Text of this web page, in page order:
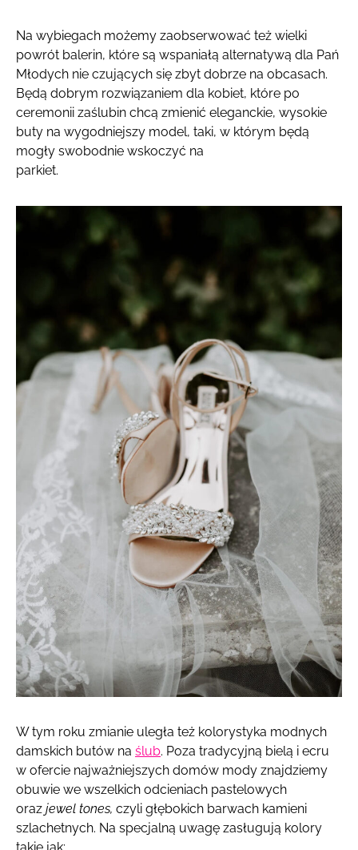
Na wybiegach możemy zaobserwować też wielki
powrót balerin, które są wspaniałą alternatywą dla Pań
Młodych nie czujących się zbyt dobrze na obcasach.
Będą dobrym rozwiązaniem dla kobiet, które po
ceremonii zaślubin chcą zmienić eleganckie, wysokie
buty na wygodniejszy model, taki, w którym będą
mogły swobodnie wskoczyć na
parkiet.
W tym roku zmianie uległa też kolorystyka modnych
damskich butów na ślub. Poza tradycyjną bielą i ecru
w ofercie najważniejszych domów mody znajdziemy
obuwie we wszelkich odcieniach pastelowych
oraz jewel tones, czyli głębokich barwach kamieni
szlachetnych. Na specjalną uwagę zasługują kolory